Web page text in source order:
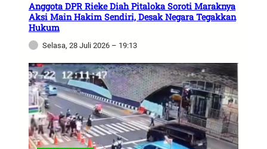
Anggota DPR Rieke Diah Pitaloka Soroti Maraknya
Aksi Main Hakim Sendiri, Desak Negara Tegakkan
Hukum
Selasa, 28 Juli 2026 – 19:13